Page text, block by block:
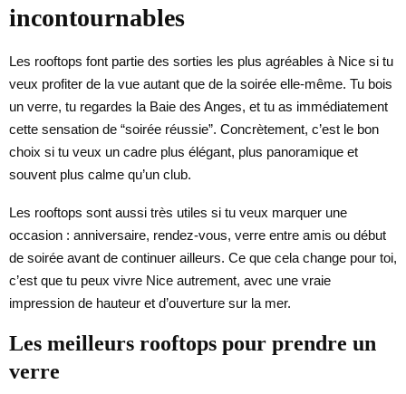
incontournables
Les rooftops font partie des sorties les plus agréables à Nice si tu
veux profiter de la vue autant que de la soirée elle-même. Tu bois
un verre, tu regardes la Baie des Anges, et tu as immédiatement
cette sensation de “soirée réussie”. Concrètement, c’est le bon
choix si tu veux un cadre plus élégant, plus panoramique et
souvent plus calme qu’un club.
Les rooftops sont aussi très utiles si tu veux marquer une
occasion : anniversaire, rendez-vous, verre entre amis ou début
de soirée avant de continuer ailleurs. Ce que cela change pour toi,
c’est que tu peux vivre Nice autrement, avec une vraie
impression de hauteur et d’ouverture sur la mer.
Les meilleurs rooftops pour prendre un
verre